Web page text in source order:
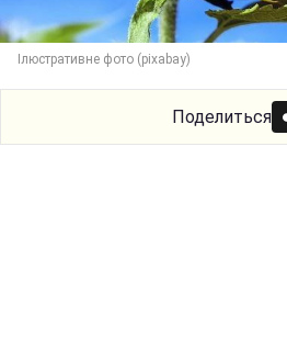
Ілюстративне фото (pixabay)
Поделиться